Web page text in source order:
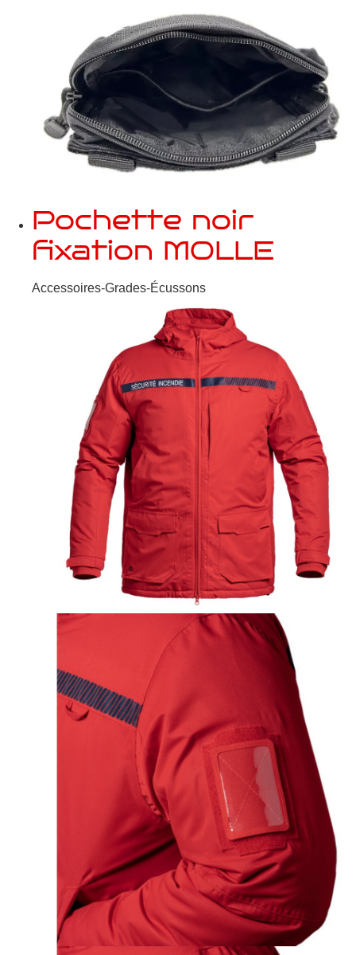
Pochette noir
fixation MOLLE
Accessoires-Grades-Écussons